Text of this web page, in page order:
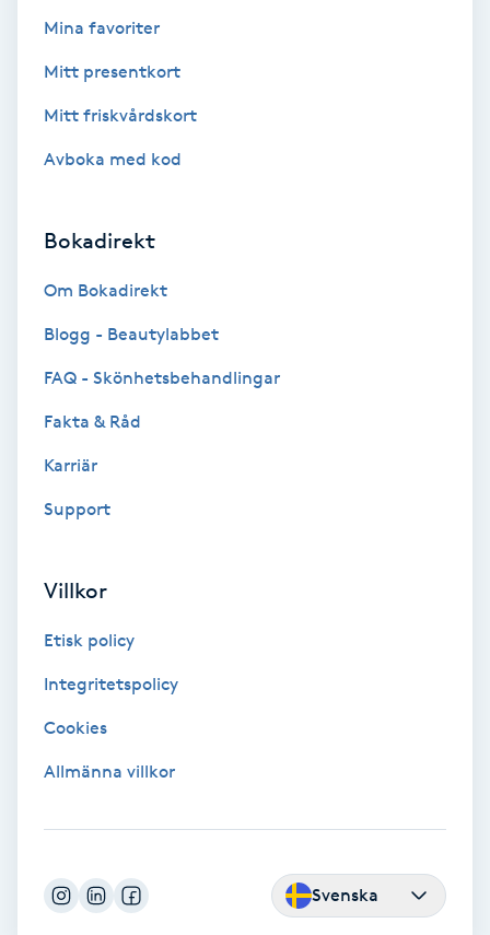
Thaimassage
Toning
Trådning
Träning
Vampyrbehandling
Vaxning brasiliansk
Veterinär
Vinyasa Yoga
Mina favoriter
Mitt presentkort
Mitt friskvårdskort
Avboka med kod
Bokadirekt
Om Bokadirekt
Blogg - Beautylabbet
FAQ - Skönhetsbehandlingar
Fakta & Råd
Karriär
Support
Villkor
Etisk policy
Integritetspolicy
Cookies
Allmänna villkor
Svenska